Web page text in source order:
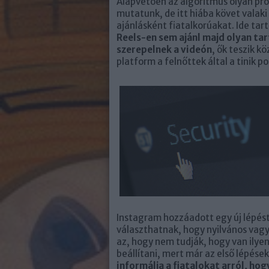
mutatunk, de itt hiába követ
ajánlásként fiatalkorúakat. Ide
Reels-en sem ajánl majd olyan
szerepelnek a videón, ők teszik
platform a felnőttek által a tinik
Instagram hozzáadott egy új
választhatnak, hogy nyilvános
az, hogy nem tudják, hogy van
beállítani, mert már az első
informálja a fiatalokat arról,